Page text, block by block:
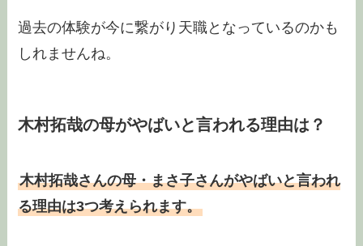
過去の体験が今に繋がり天職となっているのかも
しれませんね。
木村拓哉の母がやばいと言われる理由は？
木村拓哉さんの母・まさ子さんがやばいと言われ
る理由は3つ考えられます。